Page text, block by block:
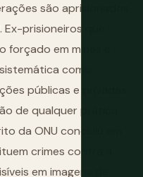
são aprisionados
prisioneiros que
em minas e
como
públicas e privadas,
de qualquer prática
da ONU concluiu em
crimes contra a
em imagens de